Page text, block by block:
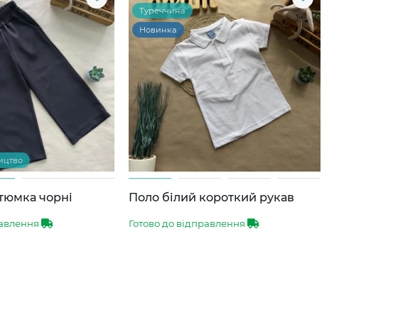
чорні
Туреччина
Новинка
Поло білий короткий рукав
Готово до відправлення